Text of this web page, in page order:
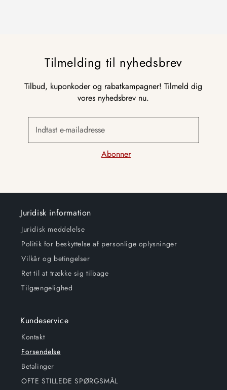
Tilmelding til nyhedsbrev
Tilbud, kuponkoder og rabatkampagner! Tilmeld dig
vores nyhedsbrev nu.
Indtast e-mailadresse
Abonner
Juridisk information
Juridisk meddelelse
Politik for beskyttelse af personlige oplysninger
Vilkår og betingelser
Ret til at trække sig tilbage
Tilgængelighed
Kundeservice
Kontakt
Forsendelse
Betalinger
OFTE STILLEDE SPØRGSMÅL